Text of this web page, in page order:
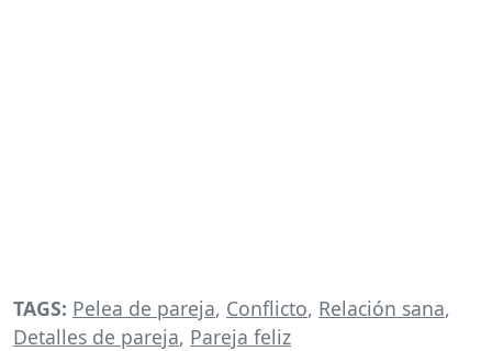
TAGS: Pelea de pareja, Conflicto, Relación sana,
Detalles de pareja, Pareja feliz